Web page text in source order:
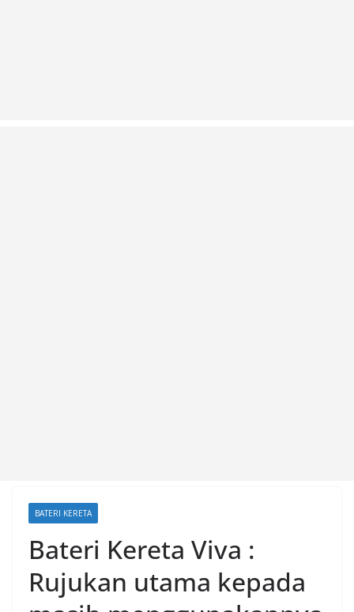
BATERI KERETA
Bateri Kereta Viva :
Rujukan utama kepada